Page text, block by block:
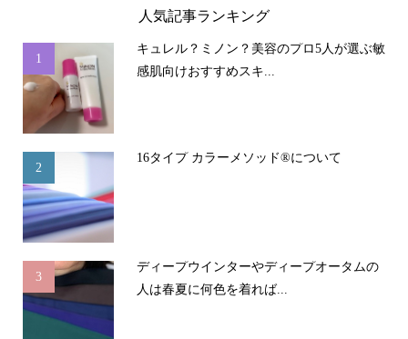
人気記事ランキング
1
キュレル？ミノン？美容のプロ5人が選ぶ敏
感肌向けおすすめスキ...
2
16タイプ カラーメソッド®について
3
ディープウインターやディープオータムの
人は春夏に何色を着れば...